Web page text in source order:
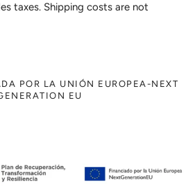
taxes. Shipping costs are not
POR LA UNIÓN EUROPEA-NEXT
EU